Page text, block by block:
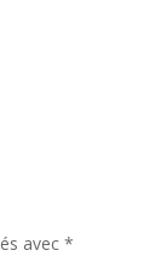
avec*